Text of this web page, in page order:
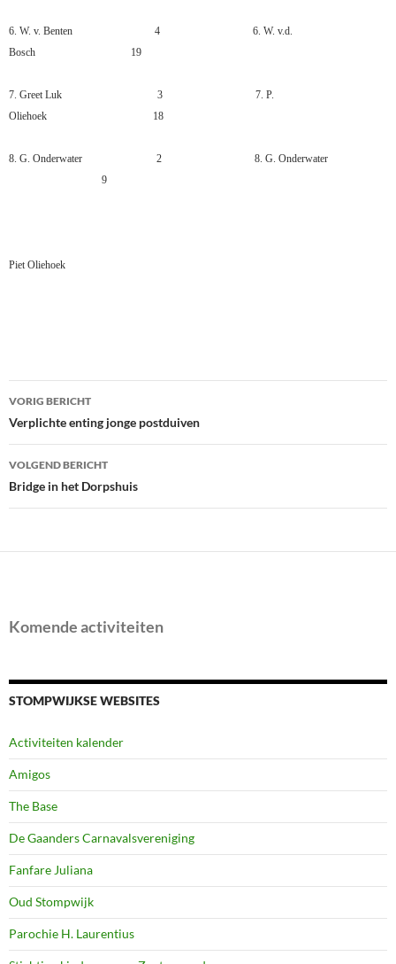
6. W. v. Benten 4 6. W. v.d.
Bosch
19
7. Greet Luk 3 7. P.
Oliehoek
18
8. G. Onderwater 2 8. G. Onderwater
9
Piet Oliehoek
Bericht
navigatie
VORIG BERICHT
Verplichte enting jonge postduiven
VOLGEND BERICHT
Bridge in het Dorpshuis
Komende activiteiten
STOMPWIJKSE WEBSITES
Activiteiten kalender
Amigos
The Base
De Gaanders Carnavalsvereniging
Fanfare Juliana
Oud Stompwijk
Parochie H. Laurentius